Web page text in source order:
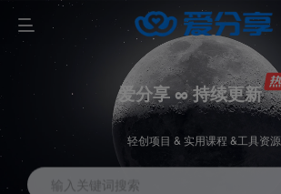
爱分享 ∞ 持续更新
轻创项目 & 实用课程 &工具资源
输入关键词搜索